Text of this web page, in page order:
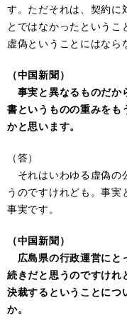
す。ただそれは、契約に
とではなかったという
虚偽ということにはなら
（中国新聞）
事実と異なるものだか
書というものの重みをも
かと思います。
（答）
それはいわゆる虚偽の
うのですけれども。事
事実です。
（中国新聞）
広島県の行政運営にと
続きだと思うのですけれ
決裁するということにつ
か。